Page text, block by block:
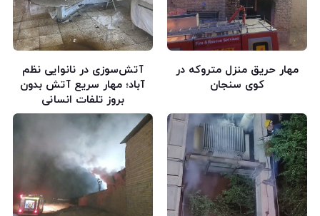
مهار حریق منزل متروکه در
کوی سنجان
آتش‌سوزی در نانوایی نظم
آباد؛ مهار سریع آتش بدون
بروز تلفات انسانی